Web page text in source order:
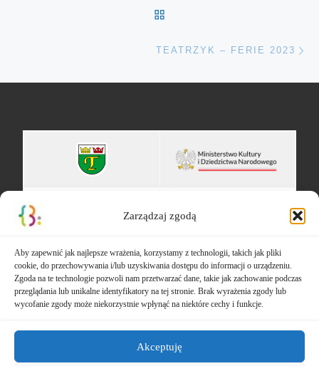
Zarządzaj zgodą
Aby zapewnić jak najlepsze wrażenia, korzystamy z technologii, takich jak pliki
cookie, do przechowywania i/lub uzyskiwania dostępu do informacji o urządzeniu.
Zgoda na te technologie pozwoli nam przetwarzać dane, takie jak zachowanie podczas
przeglądania lub unikalne identyfikatory na tej stronie. Brak wyrażenia zgody lub
wycofanie zgody może niekorzystnie wpłynąć na niektóre cechy i funkcje.
Akceptuję
TEATRZYK – FERIE 2023